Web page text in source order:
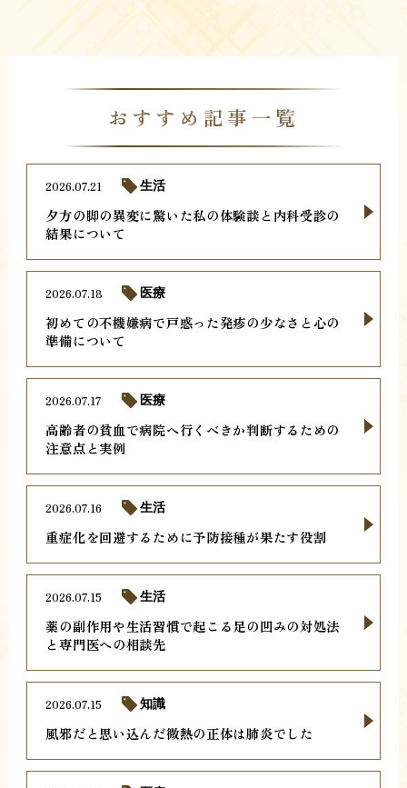
おすすめ記事一覧
夕方の脚の異変に驚いた私の体験談と内科受診の
結果について
2026.07.21 生活
初めての不機嫌病で戸惑った発疹の少なさと心の
準備について
2026.07.18 医療
高齢者の貧血で病院へ行くべきか判断するための
注意点と実例
2026.07.17 医療
重症化を回避するために予防接種が果たす役割
2026.07.16 生活
薬の副作用や生活習慣で起こる足の凹みの対処法
と専門医への相談先
2026.07.15 生活
風邪だと思い込んだ微熱の正体は肺炎でした
2026.07.15 知識